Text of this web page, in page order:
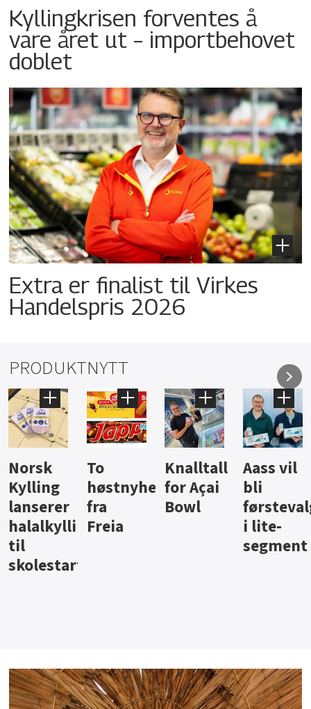
Kyllingkrisen forventes å
vare året ut – importbehovet
doblet
Extra er finalist til Virkes
Handelspris 2026
PRODUKTNYTT
Knalltall
for Açai
Bowl
Aass vil
bli
førstevalg
i lite-
Brus og
jus fra
Berentsen
Hard
iste fra
Hansa